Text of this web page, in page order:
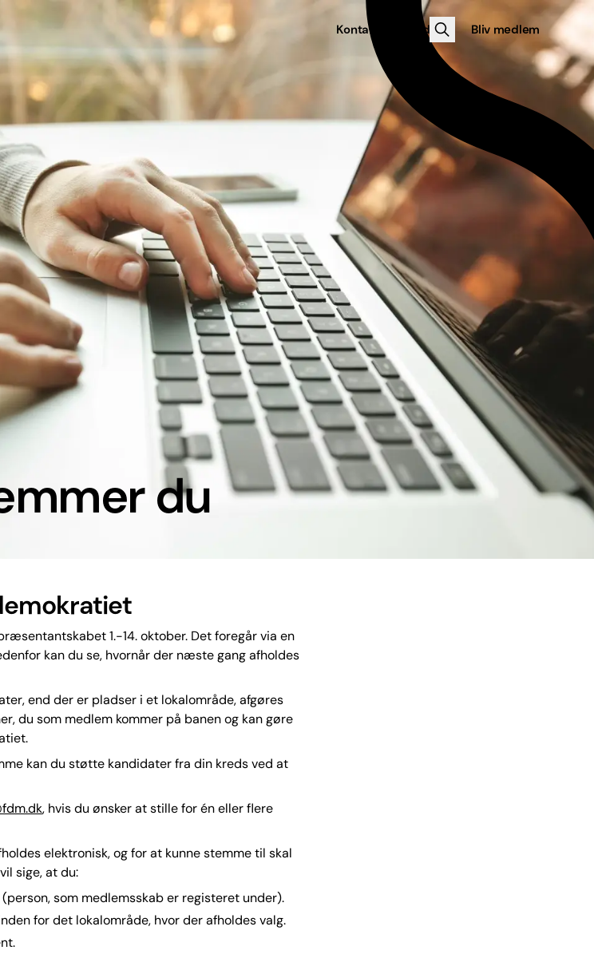
Kontakt Log ind Bliv medlem
du
1.-14. oktober. Det foregår via en
kan du se, hvornår der næste gang afholdes
end der er pladser i et lokalområde, afgøres
du som medlem kommer på banen og kan gøre
kan du støtte kandidater fra din kreds ved at
, hvis du ønsker at stille for én eller flere
elektronisk, og for at kunne stemme til skal
sige, at du:
som medlemsskab er registeret under).
for det lokalområde, hvor der afholdes valg.